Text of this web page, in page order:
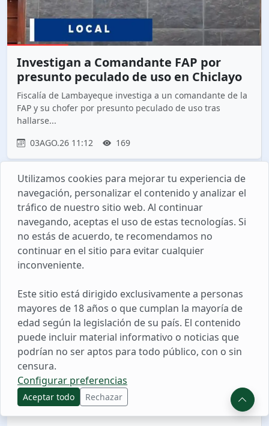
Investigan a Comandante FAP por
presunto peculado de uso en Chiclayo
Fiscalía de Lambayeque investiga a un comandante de la
FAP y su chofer por presunto peculado de uso tras
hallarse...
03AGO.26 11:12
169
Utilizamos cookies para mejorar tu experiencia de
navegación, personalizar el contenido y analizar el
tráfico de nuestro sitio web. Al continuar
navegando, aceptas el uso de estas tecnologías. Si
no estás de acuerdo, te recomendamos no
continuar en el sitio para evitar cualquier
inconveniente.
Este sitio está dirigido exclusivamente a personas
mayores de 18 años o que cumplan la mayoría de
edad según la legislación de su país. El contenido
puede incluir material informativo o noticias que
podrían no ser aptos para todo público, con o sin
censura.
Configurar preferencias
Aceptar todo Rechazar